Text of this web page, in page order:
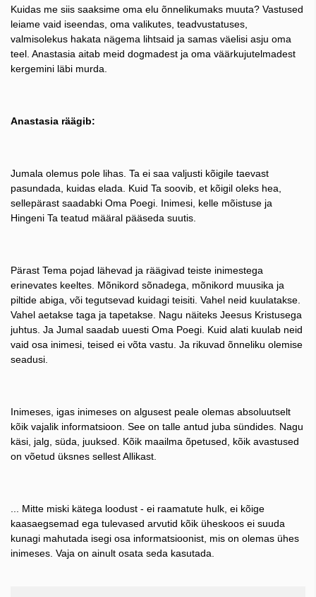
Kuidas me siis saaksime oma elu õnnelikumaks muuta? Vastused
leiame vaid iseendas, oma valikutes, teadvustatuses,
valmisolekus hakata nägema lihtsaid ja samas väelisi asju oma
teel. Anastasia aitab meid dogmadest ja oma väärkujutelmadest
kergemini läbi murda.
Anastasia räägib:
Jumala olemus pole lihas. Ta ei saa valjusti kõigile taevast
pasundada, kuidas elada. Kuid Ta soovib, et kõigil oleks hea,
sellepärast saadabki Oma Poegi. Inimesi, kelle mõistuse ja
Hingeni Ta teatud määral pääseda suutis.
Pärast Tema pojad lähevad ja räägivad teiste inimestega
erinevates keeltes. Mõnikord sõnadega, mõnikord muusika ja
piltide abiga, või tegutsevad kuidagi teisiti. Vahel neid kuulatakse.
Vahel aetakse taga ja tapetakse. Nagu näiteks Jeesus Kristusega
juhtus. Ja Jumal saadab uuesti Oma Poegi. Kuid alati kuulab neid
vaid osa inimesi, teised ei võta vastu. Ja rikuvad õnneliku olemise
seadusi.
Inimeses, igas inimeses on algusest peale olemas absoluutselt
kõik vajalik informatsioon. See on talle antud juba sündides. Nagu
käsi, jalg, süda, juuksed. Kõik maailma õpetused, kõik avastused
on võetud üksnes sellest Allikast.
... Mitte miski kätega loodust - ei raamatute hulk, ei kõige
kaasaegsemad ega tulevased arvutid kõik üheskoos ei suuda
kunagi mahutada isegi osa informatsioonist, mis on olemas ühes
inimeses. Vaja on ainult osata seda kasutada.